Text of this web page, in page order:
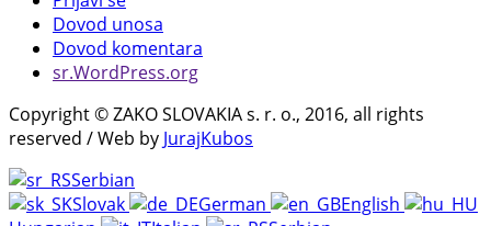
Dovod unosa
Dovod komentara
sr.WordPress.org
Copyright © ZAKO SLOVAKIA s. r. o., 2016, all rights
reserved / Web by JurajKubos
Serbian
Slovak
German
English